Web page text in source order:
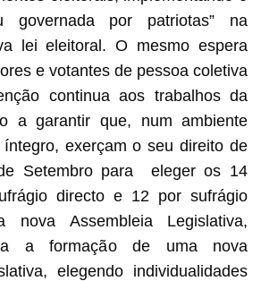
governada por patriotas” na
lei eleitoral. O mesmo espera
e votantes de pessoa coletiva
continua aos trabalhos da
a garantir que, num ambiente
exerçam o seu direito de
Setembro para eleger os 14
directo e 12 por sufrágio
nova Assembleia Legislativa,
a formação de uma nova
elegendo individualidades